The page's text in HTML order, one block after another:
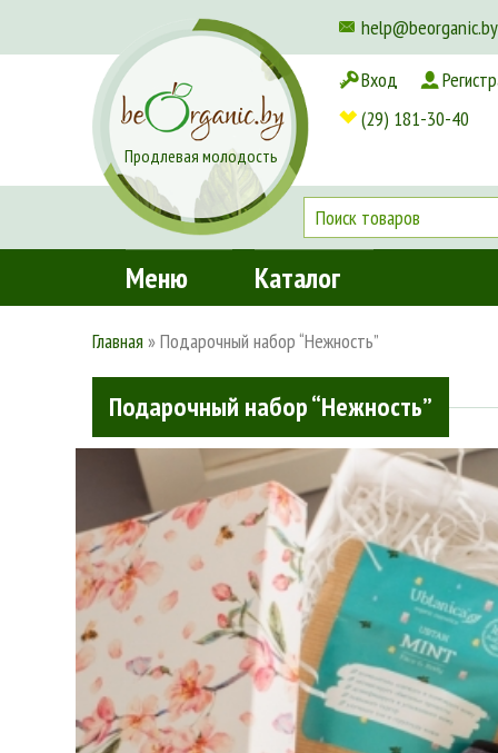
help@beorganic.by
Доставка и оплата
Продлевая молодость
Вход
(29) 181-30-40
Меню Каталог
Главная »Подарочный набор “Нежность”
Подарочный набор “Нежность”